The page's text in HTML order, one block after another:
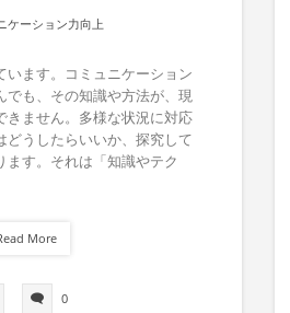
ケーション力向上
います。コミュニケーション
でも、その知識や方法が、現
きません。多様な状況に対応
どうしたらいいか、探究して
ます。それは「知識やテク
More
0